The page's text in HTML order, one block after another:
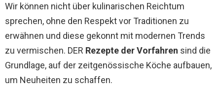
Wir können nicht über kulinarischen Reichtum
sprechen, ohne den Respekt vor Traditionen zu
erwähnen und diese gekonnt mit modernen Trends
zu vermischen. DER Rezepte der Vorfahren sind die
Grundlage, auf der zeitgenössische Köche aufbauen,
um Neuheiten zu schaffen.